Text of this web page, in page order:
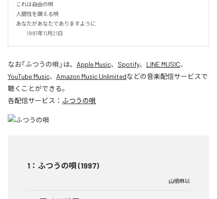
これは自由の唄
人間性を讃える唄
あなたがあなたでありますように
1997年11月21日
なお「ふつうの唄 」は、 Apple Music、 Spotify、 LINE MUSIC、
YouTube Music、 Amazon Music Unlimitedなどの音楽配信サービスで
聴くことができる。
各配信サービス： ふつうの唄
1 ： ふつうの唄 (1997)
山根麻以